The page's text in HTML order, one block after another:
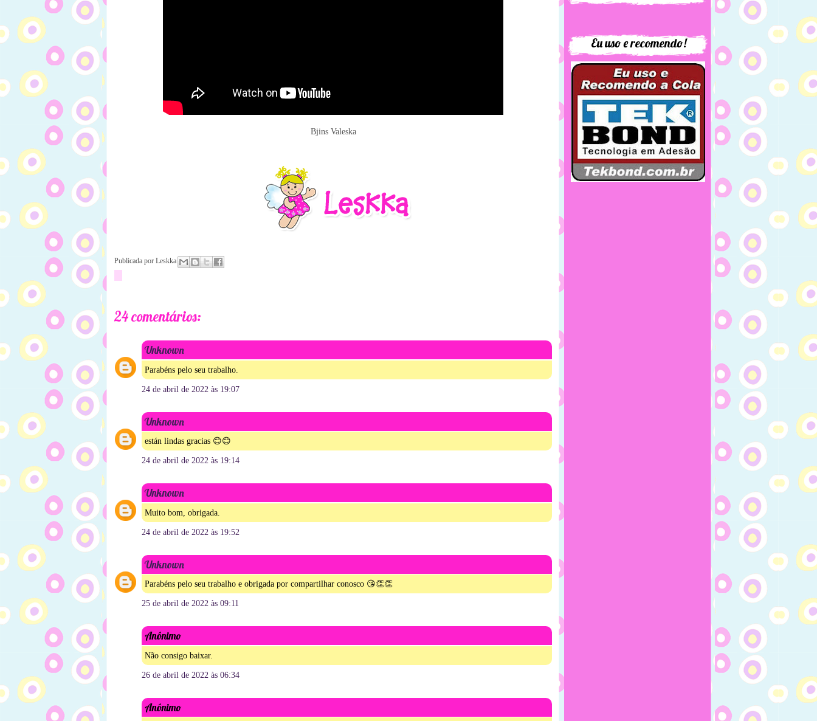
Bjins Valeska
Publicada por Leskka
24 comentários:
Unknown
Parabéns pelo seu trabalho.
24 de abril de 2022 às 19:07
Unknown
están lindas gracias 😊😊
24 de abril de 2022 às 19:14
Unknown
Muito bom, obrigada.
24 de abril de 2022 às 19:52
Unknown
Parabéns pelo seu trabalho e obrigada por compartilhar conosco 😘👏👏
25 de abril de 2022 às 09:11
Anônimo
Não consigo baixar.
26 de abril de 2022 às 06:34
Anônimo
Eu uso e recomendo!